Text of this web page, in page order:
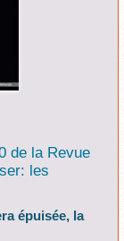
de la Revue
les